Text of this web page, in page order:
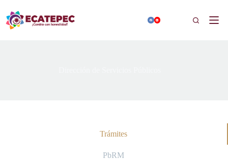
contenido
Buscar
Trámites
PbRM